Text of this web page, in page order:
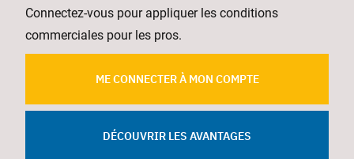
Connectez-vous pour appliquer les conditions
commerciales pour les pros.
ME CONNECTER À MON COMPTE
DÉCOUVRIR LES AVANTAGES